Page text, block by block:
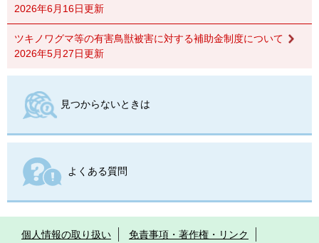
2026年6月16日更新
ツキノワグマ等の有害鳥獣被害に対する補助金制度について
2026年5月27日更新
見つからないときは
よくある質問
個人情報の取り扱い
免責事項・著作権・リンク